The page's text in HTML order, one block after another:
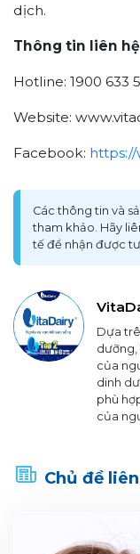
dịch.
Thông tin liên
Hotline: 1900 633
Website:
Facebook:
Các thông tin và
tham khảo. Hãy
tế để nhận được
Dựa
dưỡng,
của
dinh
phù
của
Chủ đề